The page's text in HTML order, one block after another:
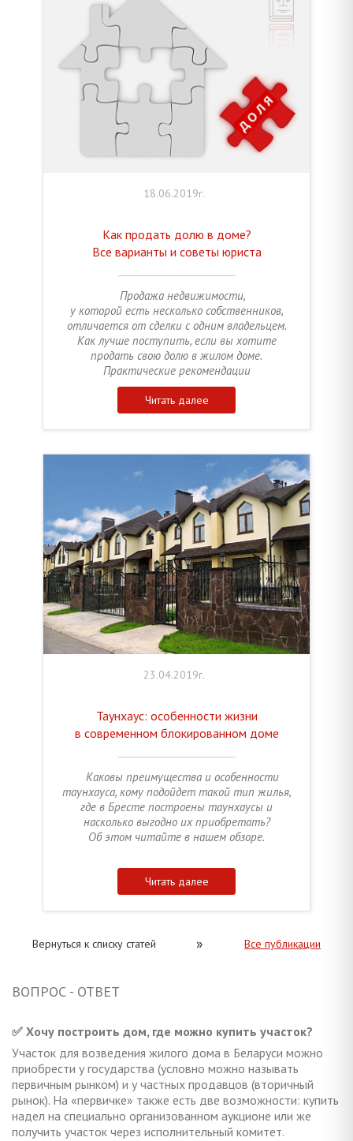
18.06.2019г.
Как продать долю в доме?
Все варианты и советы юриста
Продажа недвижимости,
у которой есть несколько собственников,
отличается от сделки с одним владельцем.
Как лучше поступить, если вы хотите
продать свою долю в жилом доме.
Практические рекомендации
Читать далее
23.04.2019г.
Таунхаус: особенности жизни
в современном блокированном доме
Каковы преимущества и особенности
таунхауса, кому подойдет такой тип жилья,
где в Бресте построены таунхаусы и
насколько выгодно их приобретать?
Об этом читайте в нашем обзоре.
Читать далее
Вернуться к списку статей » Все публикации
ВОПРОС - ОТВЕТ
✅ Хочу построить дом, где можно купить участок?
Участок для возведения жилого дома в Беларуси можно
приобрести у государства (условно можно называть
первичным рынком) и у частных продавцов (вторичный
рынок). На «первичке» также есть две возможности: купить
надел на специально организованном аукционе или же
получить участок через исполнительный комитет.